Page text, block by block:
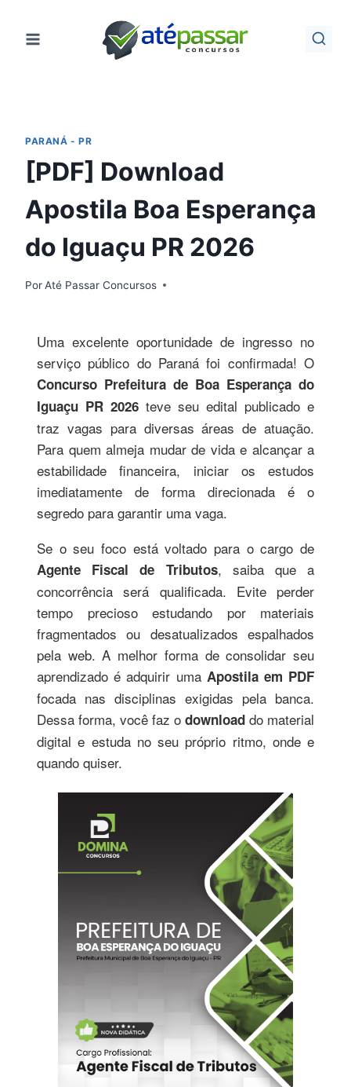
para
PARANÁ - PR
[PDF] Download
Apostila Boa Esperança
do Iguaçu PR 2026
PorAté Passar Concursos
Uma excelente oportunidade de ingresso no
serviço público do Paraná foi confirmada! O
Concurso Prefeitura de Boa Esperança do
Iguaçu PR 2026 teve seu edital publicado e
traz vagas para diversas áreas de atuação.
Para quem almeja mudar de vida e alcançar a
estabilidade financeira, iniciar os estudos
imediatamente de forma direcionada é o
segredo para garantir uma vaga.
Se o seu foco está voltado para o cargo de
Agente Fiscal de Tributos, saiba que a
concorrência será qualificada. Evite perder
tempo precioso estudando por materiais
fragmentados ou desatualizados espalhados
pela web. A melhor forma de consolidar seu
aprendizado é adquirir uma Apostila em PDF
focada nas disciplinas exigidas pela banca.
Dessa forma, você faz o download do material
digital e estuda no seu próprio ritmo, onde e
quando quiser.